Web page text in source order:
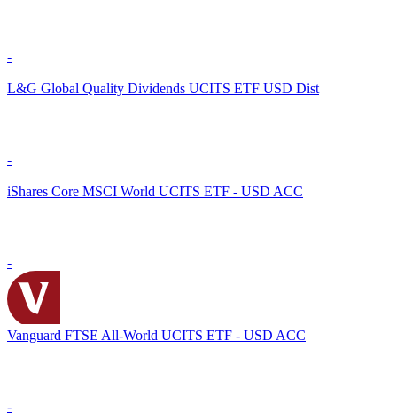
-
L&G Global Quality Dividends UCITS ETF USD Dist
-
iShares Core MSCI World UCITS ETF - USD ACC
-
Vanguard FTSE All-World UCITS ETF - USD ACC
-